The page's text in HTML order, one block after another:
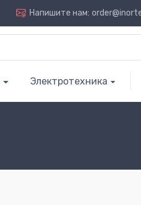
Напишите нам:
Электротехника